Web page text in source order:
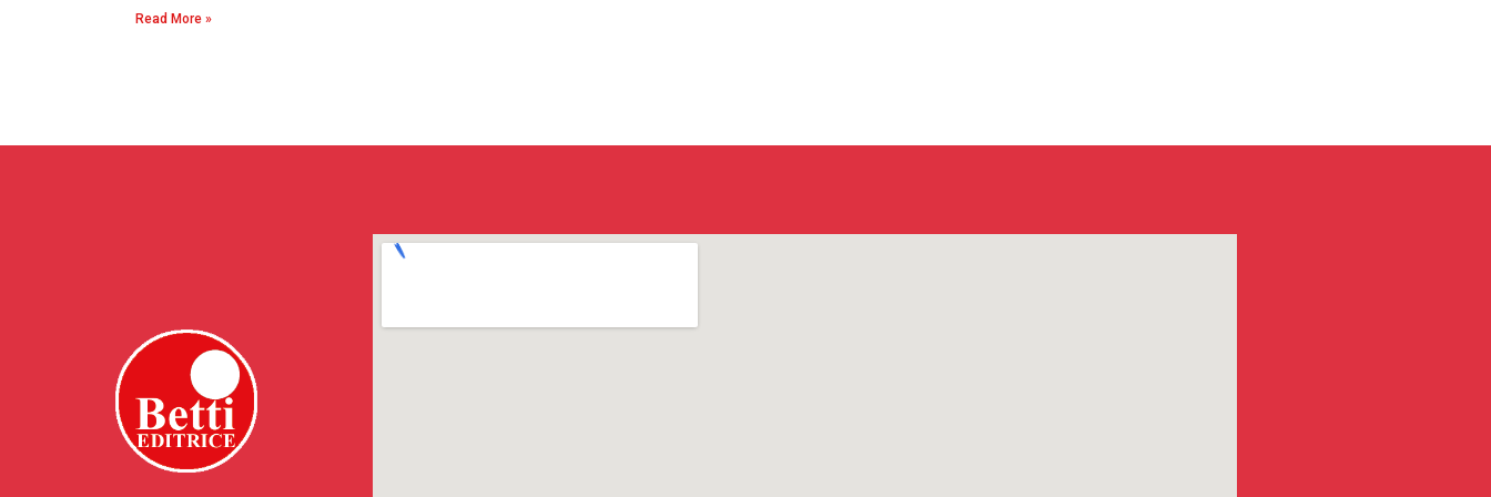
Read More »